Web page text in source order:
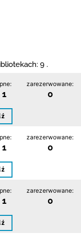
9 .
1
zarezerwowane:
0
1
zarezerwowane:
0
1
zarezerwowane:
0